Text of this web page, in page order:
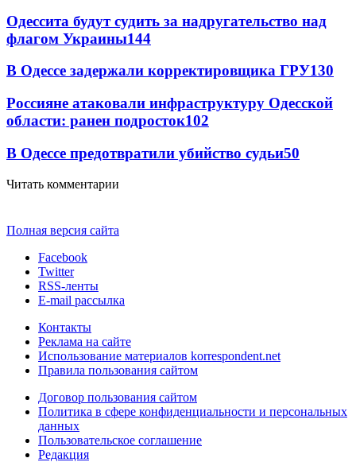
Одессита будут судить за надругательство над
флагом Украины144
В Одессе задержали корректировщика ГРУ130
Россияне атаковали инфраструктуру Одесской
области: ранен подросток102
В Одессе предотвратили убийство судьи50
Читать комментарии
Полная версия сайта
Facebook
Twitter
RSS-ленты
E-mail рассылка
Контакты
Реклама на сайте
Использование материалов korrespondent.net
Правила пользования сайтом
Договор пользования сайтом
Политика в сфере конфиденциальности и персональных
данных
Пользовательское соглашение
Редакция